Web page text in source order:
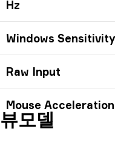
Hz
Windows Sensitivity
Raw Input
Mouse Acceleration
뷰모델